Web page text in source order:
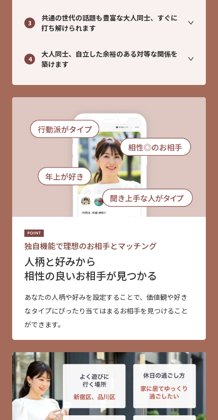
3
共通の世代の話題も豊富な大人同士、すぐに
打ち解けられます
4
大人同士、自立した余裕のある対等な関係を
築けます
独自機能で理想のお相手とマッチング
人柄と好みから
相性の良いお相手が見つかる
あなたの人柄や好みを設定することで、価値観や好き
なタイプにぴったり当てはまるお相手を見つけること
ができます。